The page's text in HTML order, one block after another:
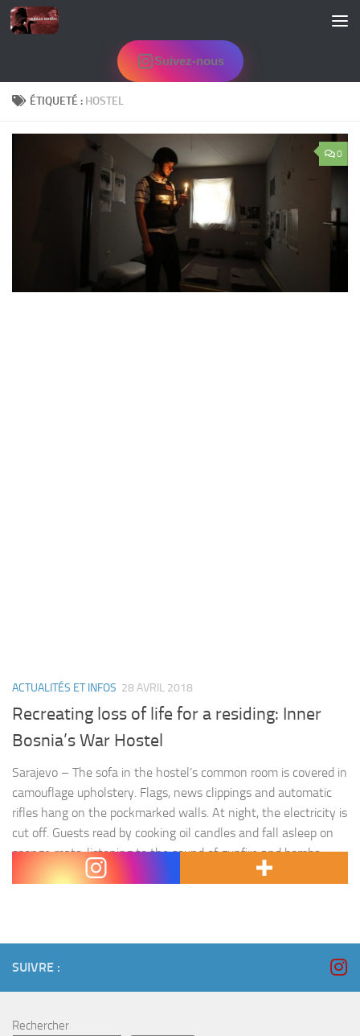
Skip to content
Suivez-nous
ÉTIQUETÉ : HOSTEL
0
ACTUALITÉS ET INFOS 28 AVRIL 2018
Recreating loss of life for a residing: Inner
Bosnia’s War Hostel
Sarajevo – The sofa in the hostel’s common room is covered in
camouflage upholstery. Flags, news clippings and automatic
rifles hang on the pockmarked walls. At night, the electricity is
cut off. Guests read by cooking oil candles and fall asleep on
sponge mats, listening to the sound of gunfire and bombs
played over a sound…
SUIVRE :
Rechercher